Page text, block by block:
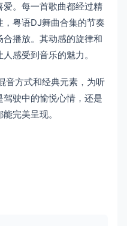
。每一首歌曲都经过精
粤语DJ舞曲合集的节奏
播放。其动感的旋律和
感受到音乐的魅力。
音方式和经典元素，为听
驶中的愉悦心情，还是
完美呈现。